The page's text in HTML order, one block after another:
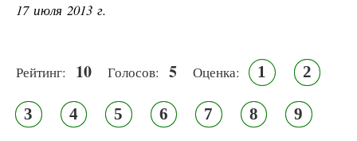
17 июля 2013 г.
Рейтинг: 10 Голосов: 5 Оценка: 1 2
3 4 5 6 7 8 9